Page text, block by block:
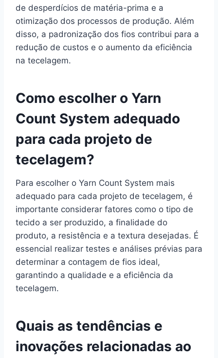
de desperdícios de matéria-prima e a
otimização dos processos de produção. Além
disso, a padronização dos fios contribui para a
redução de custos e o aumento da eficiência
na tecelagem.
Como escolher o Yarn
Count System adequado
para cada projeto de
tecelagem?
Para escolher o Yarn Count System mais
adequado para cada projeto de tecelagem, é
importante considerar fatores como o tipo de
tecido a ser produzido, a finalidade do
produto, a resistência e a textura desejadas. É
essencial realizar testes e análises prévias para
determinar a contagem de fios ideal,
garantindo a qualidade e a eficiência da
tecelagem.
Quais as tendências e
inovações relacionadas ao